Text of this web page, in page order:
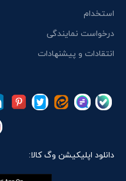
استخدام
درخواست نمایندگی
انتقادات و پیشنهادات
دانلود اپلیکیشن وگ کالا: